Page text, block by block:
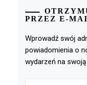
PRZEZ E-
Wprowadź swój
powiadomienia o
wydarzeń na